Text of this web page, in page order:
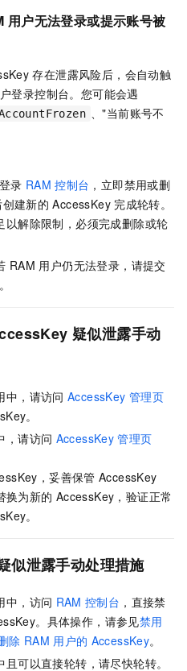
用户无法登录或提示账号被
存在泄露风险后，会自动触
登录控制台。您可能会遇
、"当前账号不
录 RAM 控制台 ，立即禁用或删
建新的 AccessKey 完成轮转。
以解除限制，必须完成删除或轮
RAM 用户仍无法登录，请提交
疑似泄露手动
中，请访问 AccessKey 管理页
。
，请访问 AccessKey 管理页
，妥善保管 AccessKey
换为新的 AccessKey，验证正常
。
似泄露手动处理措施
中，访问 RAM 控制台 ，直接禁
。具体操作，请参见禁用
除 RAM 用户的 AccessKey。
且可以直接轮转，请尽快轮转。